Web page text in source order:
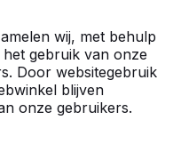
wij, met behulp
gebruik van onze
Door websitegebruik
blijven
onze gebruikers.